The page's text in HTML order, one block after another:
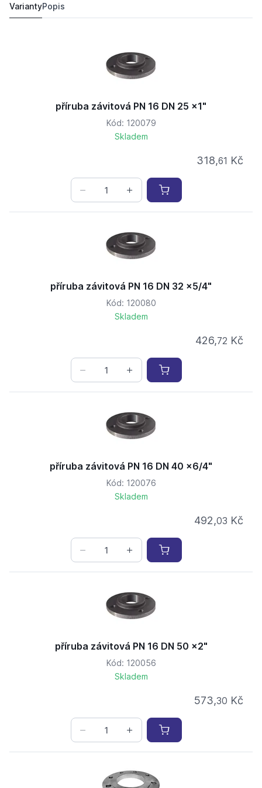
VariantyPopis
příruba závitová PN 16 DN 25 x1"
Kód: 120079
Skladem
318,61 Kč
příruba závitová PN 16 DN 32 x5/4"
Kód: 120080
Skladem
426,72 Kč
příruba závitová PN 16 DN 40 x6/4"
Kód: 120076
Skladem
492,03 Kč
příruba závitová PN 16 DN 50 x2"
Kód: 120056
Skladem
573,30 Kč